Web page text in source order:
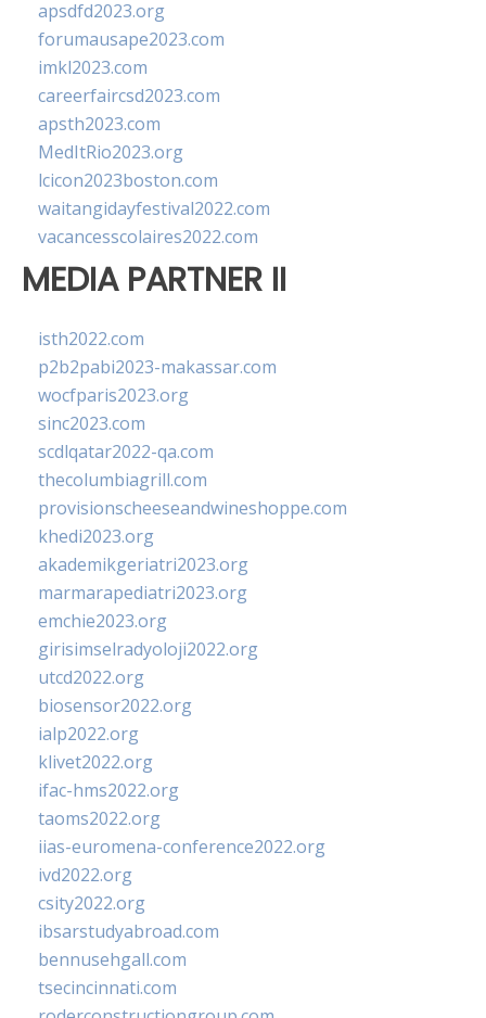
apsdfd2023.org
forumausape2023.com
imkl2023.com
careerfaircsd2023.com
apsth2023.com
MedItRio2023.org
lcicon2023boston.com
waitangidayfestival2022.com
vacancesscolaires2022.com
MEDIA PARTNER II
isth2022.com
p2b2pabi2023-makassar.com
wocfparis2023.org
sinc2023.com
scdlqatar2022-qa.com
thecolumbiagrill.com
provisionscheeseandwineshoppe.com
khedi2023.org
akademikgeriatri2023.org
marmarapediatri2023.org
emchie2023.org
girisimselradyoloji2022.org
utcd2022.org
biosensor2022.org
ialp2022.org
klivet2022.org
ifac-hms2022.org
taoms2022.org
iias-euromena-conference2022.org
ivd2022.org
csity2022.org
ibsarstudyabroad.com
bennusehgall.com
tsecincinnati.com